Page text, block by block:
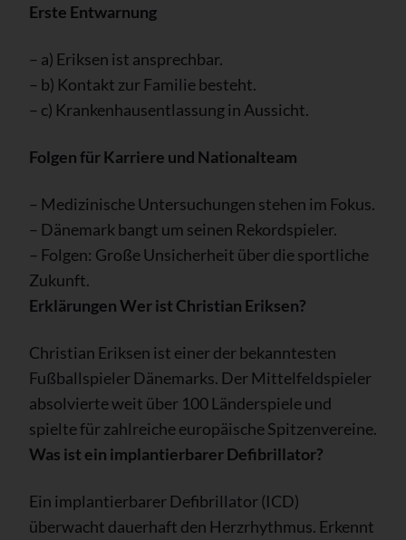
Erste Entwarnung
– a) Eriksen ist ansprechbar.
– b) Kontakt zur Familie besteht.
– c) Krankenhausentlassung in Aussicht.
Folgen für Karriere und Nationalteam
– Medizinische Untersuchungen stehen im Fokus.
– Dänemark bangt um seinen Rekordspieler.
– Folgen: Große Unsicherheit über die sportliche
Zukunft.
ErklärungenWer ist Christian Eriksen?
Christian Eriksen ist einer der bekanntesten
Fußballspieler Dänemarks. Der Mittelfeldspieler
absolvierte weit über 100 Länderspiele und
spielte für zahlreiche europäische Spitzenvereine.
Was ist ein implantierbarer Defibrillator?
Ein implantierbarer Defibrillator (ICD)
überwacht dauerhaft den Herzrhythmus. Erkennt